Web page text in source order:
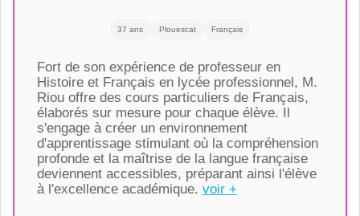
37 ans Plouescat Français
Fort de son expérience de professeur en
Histoire et Français en lycée professionnel, M.
Riou offre des cours particuliers de Français,
élaborés sur mesure pour chaque élève. Il
s'engage à créer un environnement
d'apprentissage stimulant où la compréhension
profonde et la maîtrise de la langue française
deviennent accessibles, préparant ainsi l'élève
à l'excellence académique. voir +